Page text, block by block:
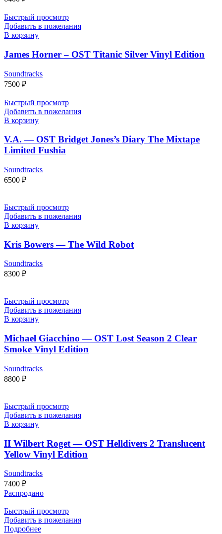
Быстрый просмотр
Добавить в пожелания
В корзину
James Horner – OST Titanic Silver Vinyl Edition
Soundtracks
7500 ₽
Быстрый просмотр
Добавить в пожелания
В корзину
V.A. — OST Bridget Jones’s Diary The Mixtape
Limited Fushia
Soundtracks
6500 ₽
Быстрый просмотр
Добавить в пожелания
В корзину
Kris Bowers — The Wild Robot
Soundtracks
8300 ₽
Быстрый просмотр
Добавить в пожелания
В корзину
Michael Giacchino — OST Lost Season 2 Clear
Smoke Vinyl Edition
Soundtracks
8800 ₽
Быстрый просмотр
Добавить в пожелания
В корзину
II Wilbert Roget — OST Helldivers 2 Translucent
Yellow Vinyl Edition
Soundtracks
7400 ₽
Распродано
Быстрый просмотр
Добавить в пожелания
Подробнее